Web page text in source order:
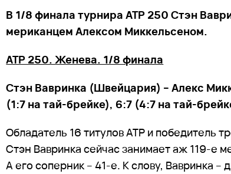
В 1/8 финала турнира ATP 250 Стэн
мериканцем Алексом Миккельсеном.
ATP 250. Женева. 1/8 финала
Стэн Вавринка (Швейцария) – Алекс
(1:7 на тай-брейке), 6:7 (4:7 на тай-
Обладатель 16 титулов ATP и победитель
Стэн Вавринка сейчас занимает аж 119-е
А его соперник – 41-е. К слову, Вавринка –